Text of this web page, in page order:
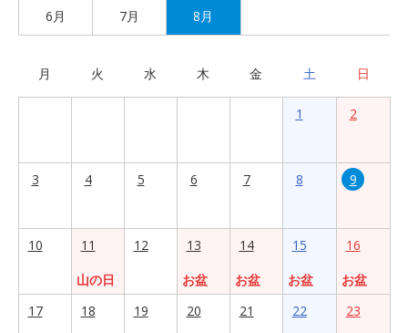
6月 7月 8月
月 火 水 木 金 土 日
1 2
3 4 5 6 7 8 9
10
11
山の日
12
13
お盆
14
お盆
15
お盆
16
お盆
17
18 19 20 21 22 23